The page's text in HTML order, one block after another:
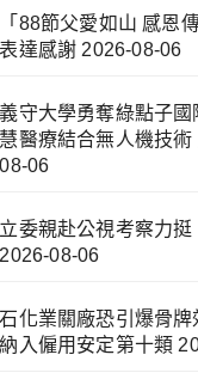
「88節父愛如山 感恩
表達感謝 2026-08-06
義守大學勇奪綠點子
慧醫療結合無人機技
08-06
立委親赴公視考察力
2026-08-06
石化業關廠恐引爆骨
納入僱用安定第十類